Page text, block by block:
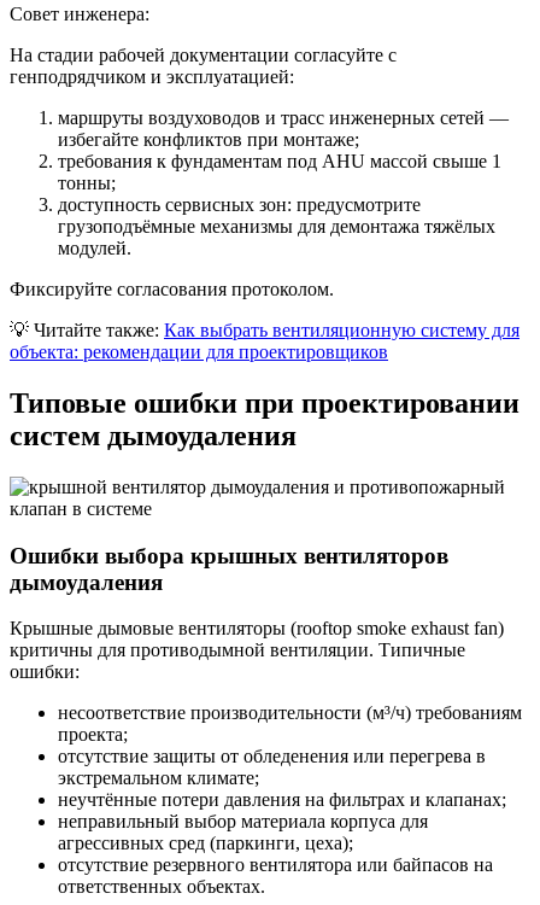
Совет инженера:
На стадии рабочей документации согласуйте с
генподрядчиком и эксплуатацией:
маршруты воздуховодов и трасс инженерных сетей —
избегайте конфликтов при монтаже;
требования к фундаментам под AHU массой свыше 1
тонны;
доступность сервисных зон: предусмотрите
грузоподъёмные механизмы для демонтажа тяжёлых
модулей.
Фиксируйте согласования протоколом.
💡 Читайте также: Как выбрать вентиляционную систему для
объекта: рекомендации для проектировщиков
Типовые ошибки при проектировании
систем дымоудаления
Ошибки выбора крышных вентиляторов
дымоудаления
Крышные дымовые вентиляторы (rooftop smoke exhaust fan)
критичны для противодымной вентиляции. Типичные
ошибки:
несоответствие производительности (м³/ч) требованиям
проекта;
отсутствие защиты от обледенения или перегрева в
экстремальном климате;
неучтённые потери давления на фильтрах и клапанах;
неправильный выбор материала корпуса для
агрессивных сред (паркинги, цеха);
отсутствие резервного вентилятора или байпасов на
ответственных объектах.